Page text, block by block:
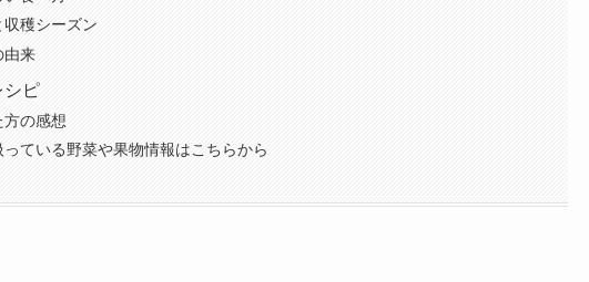
穫シーズン
由来
シピ
方の感想
ている野菜や果物情報はこちらから